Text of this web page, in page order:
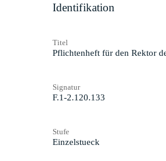
Identifikation
Titel
Pflichtenheft für den Rektor
Signatur
F.1-2.120.133
Stufe
Einzelstueck